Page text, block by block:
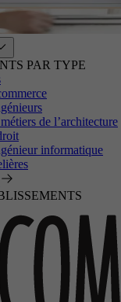
PAR TYPE
de l’architecture
informatique